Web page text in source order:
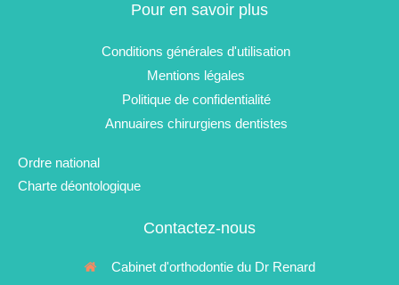
Pour en savoir plus
Conditions générales d'utilisation
Mentions légales
Politique de confidentialité
Annuaires chirurgiens dentistes
Ordre national
Charte déontologique
Contactez-nous
Cabinet d'orthodontie du Dr Renard